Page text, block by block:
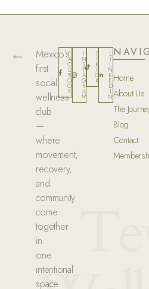
Mexico’s
first
social
wellness
club
—
where
movement,
recovery,
and
community
come
together
in
one
intentional
space.
F
A
C
E
B
O
O
K
I
N
S
T
A
G
R
A
M
T
I
K
T
O
K
L
I
L
N
K
E
D
I
N
Home
About Us
The
Blog
Contact